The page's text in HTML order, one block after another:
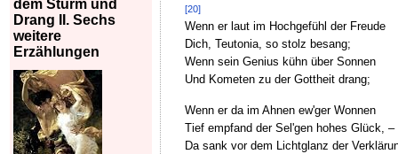
[20]
Wenn er laut im Hochgefühl der Freude
Dich, Teutonia, so stolz besang;
Wenn sein Genius kühn über Sonnen
Und Kometen zu der Gottheit drang;
Wenn er da im Ahnen ew'ger Wonnen
Tief empfand der Sel'gen hohes Glück, –
Da sank vor dem Lichtglanz der
dem Sturm und
Drang II. Sechs
weitere
Erzählungen